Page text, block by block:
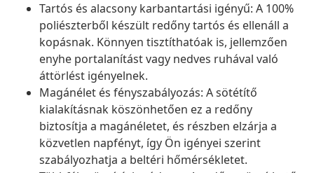
Tartós és alacsony karbantartási igényű: A 100%
poliészterből készült redőny tartós és ellenáll a
kopásnak. Könnyen tisztíthatóak is, jellemzően
enyhe portalanítást vagy nedves ruhával való
áttörlést igényelnek.
Magánélet és fényszabályozás: A sötétítő
kialakításnak köszönhetően ez a redőny
biztosítja a magánéletet, és részben elzárja a
közvetlen napfényt, így Ön igényei szerint
szabályozhatja a beltéri hőmérsékletet.